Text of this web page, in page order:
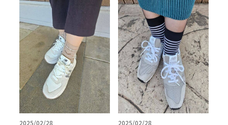
2025/02/28 2025/02/28